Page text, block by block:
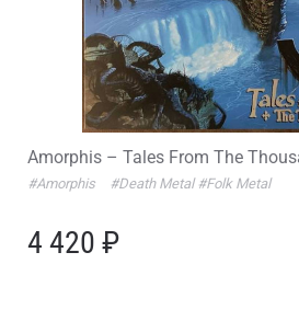
Amorphis – Tales From The
#Amorphis #Death Metal #Folk Metal
4 420 ₽